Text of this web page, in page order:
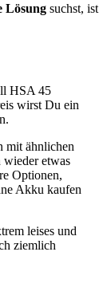
Lösung suchst, ist
HSA 45
wirst Du ein
mit ähnlichen
wieder etwas
Optionen,
Akku kaufen
leises und
ziemlich